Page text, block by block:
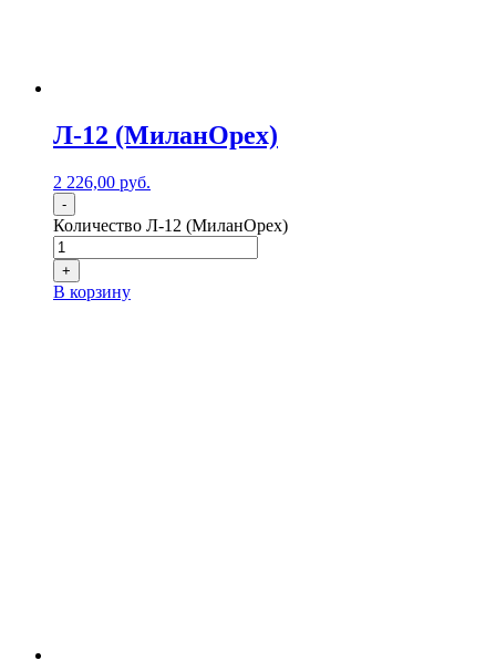
Л-12 (МиланОрех)
2 226,00 руб.
-
Количество Л-12 (МиланОрех)
+
В корзину